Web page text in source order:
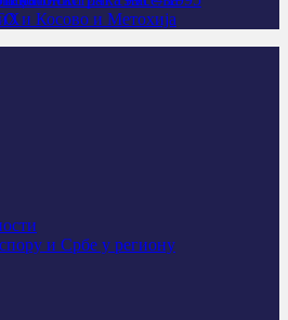
и Косово и Метохија
и Србе у региону